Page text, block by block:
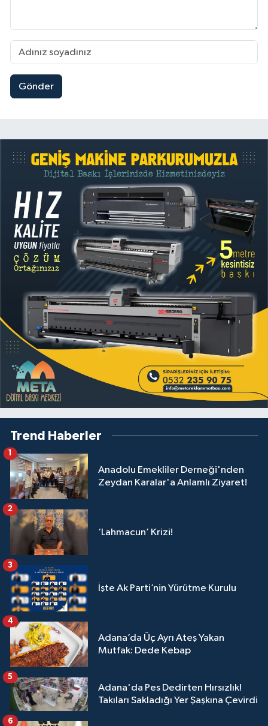
Gönder
Trend Haberler
Anadolu Emekliler Derneği'nden
Zeydan Karalar'a Anlamlı Ziyaret!
1
‘Lahmacun’ Krizi!
2
İşte Ak Parti’nin Yürütme Kurulu
3
Adana’da Üç Ayrı Ateş Yakan
Mutfak: Dede Kebap
4
Adana'da Pes Dedirten Hırsızlık!
Takıları Sakladığı Yer Şaşkına Çevirdi
5
6